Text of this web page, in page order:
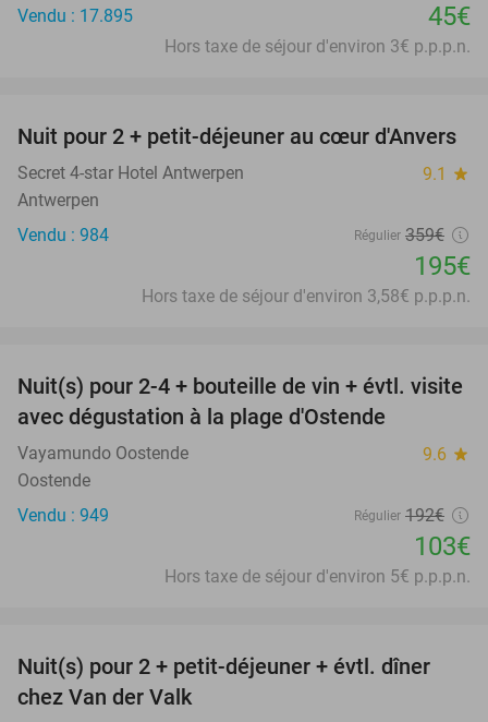
Vendu : 17.895
45€
Hors taxe de séjour d'environ 3€ p.p.p.n.
46%
Nuit pour 2 + petit-déjeuner au cœur d'Anvers
Secret 4-star Hotel Antwerpen 9.1 star
Antwerpen
Vendu : 984
Régulier 359€
195€
Hors taxe de séjour d'environ 3,58€ p.p.p.n.
46%
Nuit(s) pour 2-4 + bouteille de vin + évtl. visite
avec dégustation à la plage d'Ostende
Vayamundo Oostende 9.6 star
Oostende
Vendu : 949
Régulier 192€
103€
Hors taxe de séjour d'environ 5€ p.p.p.n.
51%
Nuit(s) pour 2 + petit-déjeuner + évtl. dîner
chez Van der Valk